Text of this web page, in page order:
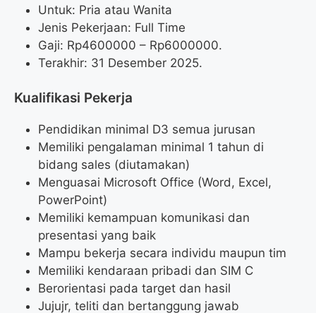
Untuk: Pria atau Wanita
Jenis Pekerjaan: Full Time
Gaji: Rp4600000 – Rp6000000.
Terakhir: 31 Desember 2025.
Kualifikasi Pekerja
Pendidikan minimal D3 semua jurusan
Memiliki pengalaman minimal 1 tahun di
bidang sales (diutamakan)
Menguasai Microsoft Office (Word, Excel,
PowerPoint)
Memiliki kemampuan komunikasi dan
presentasi yang baik
Mampu bekerja secara individu maupun tim
Memiliki kendaraan pribadi dan SIM C
Berorientasi pada target dan hasil
Jujujr, teliti dan bertanggung jawab